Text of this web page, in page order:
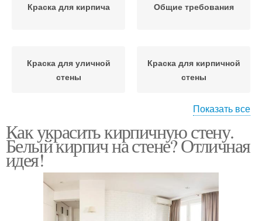
Краска для кирпича Общие требования
Краска для уличной
стены
Краска для кирпичной
стены
Краска по кирпичу
Показать все
Как украсить кирпичную стену.
Белый кирпич на стене? Отличная
идея!